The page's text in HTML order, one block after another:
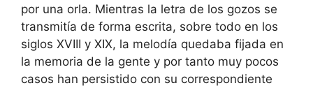
por una orla. Mientras la letra de los gozos se
transmitía de forma escrita, sobre todo en los
siglos XVIII y XIX, la melodía quedaba fijada en
la memoria de la gente y por tanto muy pocos
casos han persistido con su correspondiente